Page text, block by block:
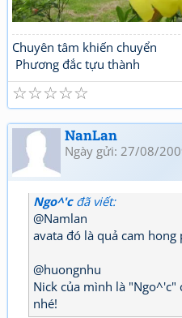
Chuyên tâm khiến chuyển
Phương đắc tựu thành
☆
☆
☆
☆
☆
NanLan
Ngày gửi: 27/08/
Ngo^'cđã viết:
@Namlan
avata đó là quả cam
@huongnhu
Nick của mình là
nhé!